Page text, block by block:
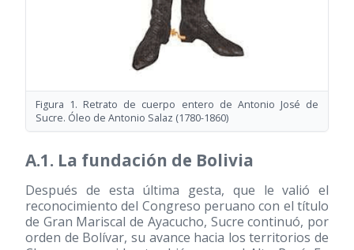
Figura 1. Retrato de cuerpo entero de Antonio José de
Sucre. Óleo de Antonio Salaz (1780-1860)
A.1. La fundación de Bolivia
Después de esta última gesta, que le valió el
reconocimiento del Congreso peruano con el título
de Gran Mariscal de Ayacucho, Sucre continuó, por
orden de Bolívar, su avance hacia los territorios de